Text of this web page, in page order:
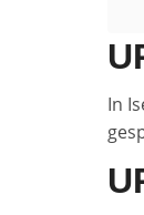
In